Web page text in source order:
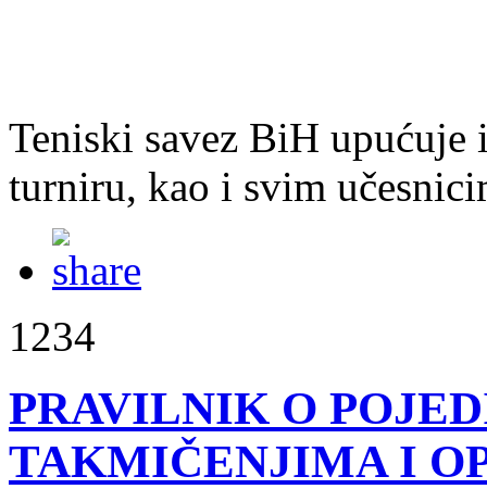
Teniski savez BiH upućuje
turniru, kao i svim
1234
PRAVILNIK O
TAKMIČENJIMA I